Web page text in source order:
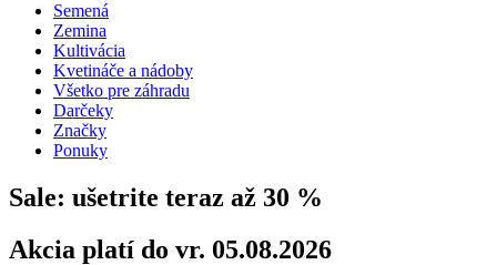
Semená
Zemina
Kultivácia
Kvetináče a nádoby
Všetko pre záhradu
Darčeky
Značky
Ponuky
Sale: ušetrite teraz až 30 %
Akcia platí do vr. 05.08.2026